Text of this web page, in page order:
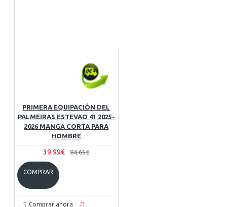
PRIMERA EQUIPACIÓN DEL
PALMEIRAS ESTEVAO 41 2025-
2026 MANGA CORTA PARA
HOMBRE
39.99€ 84.65€
COMPRAR
Comprar ahora